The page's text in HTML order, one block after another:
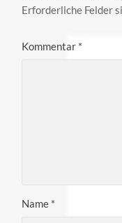
Erforderliche Felder
Kommentar *
Name *